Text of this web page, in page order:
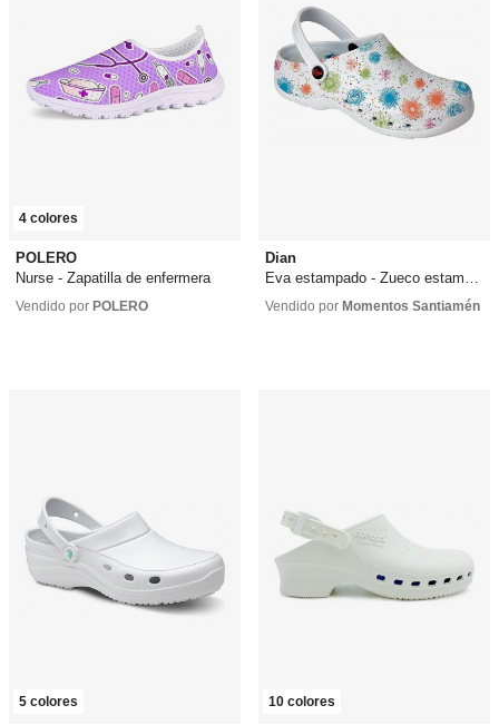
4 colores
POLERO
Nurse - Zapatilla de enfermera
20,99 €
desde 21,99 €
Vendido por POLERO
Dian
Eva estampado - Zueco estampado
25,65 €
desde 29,10 €
Vendido por Momentos Santiamén
5 colores 10 colores